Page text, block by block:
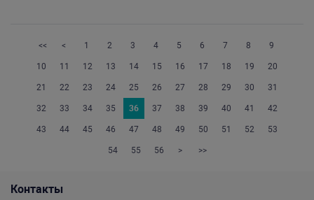
<< < 1 2 3 4 5 6 7 8 9
10 11 12 13 14 15 16 17 18 19 20
21 22 23 24 25 26 27 28 29 30 31
32 33 34 35 36 37 38 39 40 41 42
43 44 45 46 47 48 49 50 51 52 53
54 55 56 > >>
Контакты